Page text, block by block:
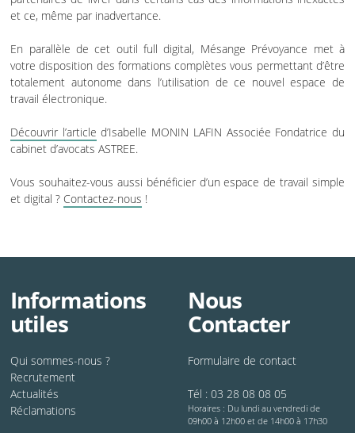
et ce, même par inadvertance.
En parallèle de cet outil full digital, Mésange Prévoyance met à
votre disposition des formations complètes vous permettant d’être
totalement autonome dans l’utilisation de ce nouvel espace de
travail électronique.
Découvrir l’article d’Isabelle MONIN LAFIN Associée Fondatrice du
cabinet d’avocats ASTREE.
Vous souhaitez-vous aussi bénéficier d’un espace de travail simple
et digital ? Contactez-nous !
Informations
utiles
Qui sommes-nous ?
Recrutement
Actualités
Réclamations
Nous
Contacter
Formulaire de contact
Tél :03 28 08 08 05
Horaires : Du lundi au vendredi de
09h00 à 12h00 et de 14h00 à 17h30